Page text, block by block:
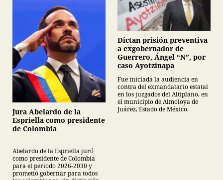
Jura Abelardo de la
Espriella como presidente
de Colombia
Abelardo de la Espriella juró
como presidente de Colombia
para el periodo 2026-2030 y
prometió gobernar para todos
Dictan prisión preventiva
a exgobernador de
Guerrero, Ángel “N”, por
caso Ayotzinapa
Fue iniciada la audiencia en
contra del exmandatario estatal
en los juzgados del Altiplano, en
el municipio de Almoloya de
Juárez, Estado de México.